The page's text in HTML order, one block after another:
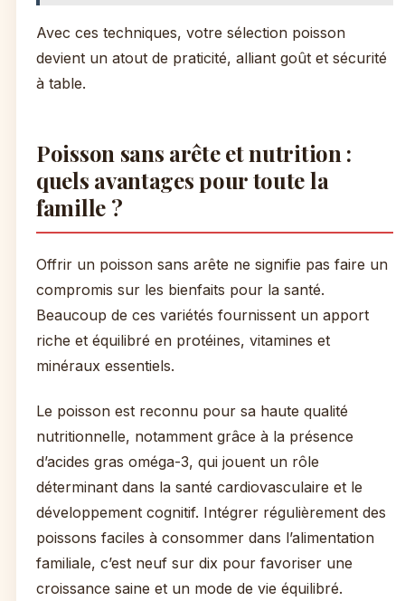
Avec ces techniques, votre sélection poisson
devient un atout de praticité, alliant goût et sécurité
à table.
Poisson sans arête et nutrition :
quels avantages pour toute la
famille ?
Offrir un poisson sans arête ne signifie pas faire un
compromis sur les bienfaits pour la santé.
Beaucoup de ces variétés fournissent un apport
riche et équilibré en protéines, vitamines et
minéraux essentiels.
Le poisson est reconnu pour sa haute qualité
nutritionnelle, notamment grâce à la présence
d’acides gras oméga-3, qui jouent un rôle
déterminant dans la santé cardiovasculaire et le
développement cognitif. Intégrer régulièrement des
poissons faciles à consommer dans l’alimentation
familiale, c’est neuf sur dix pour favoriser une
croissance saine et un mode de vie équilibré.